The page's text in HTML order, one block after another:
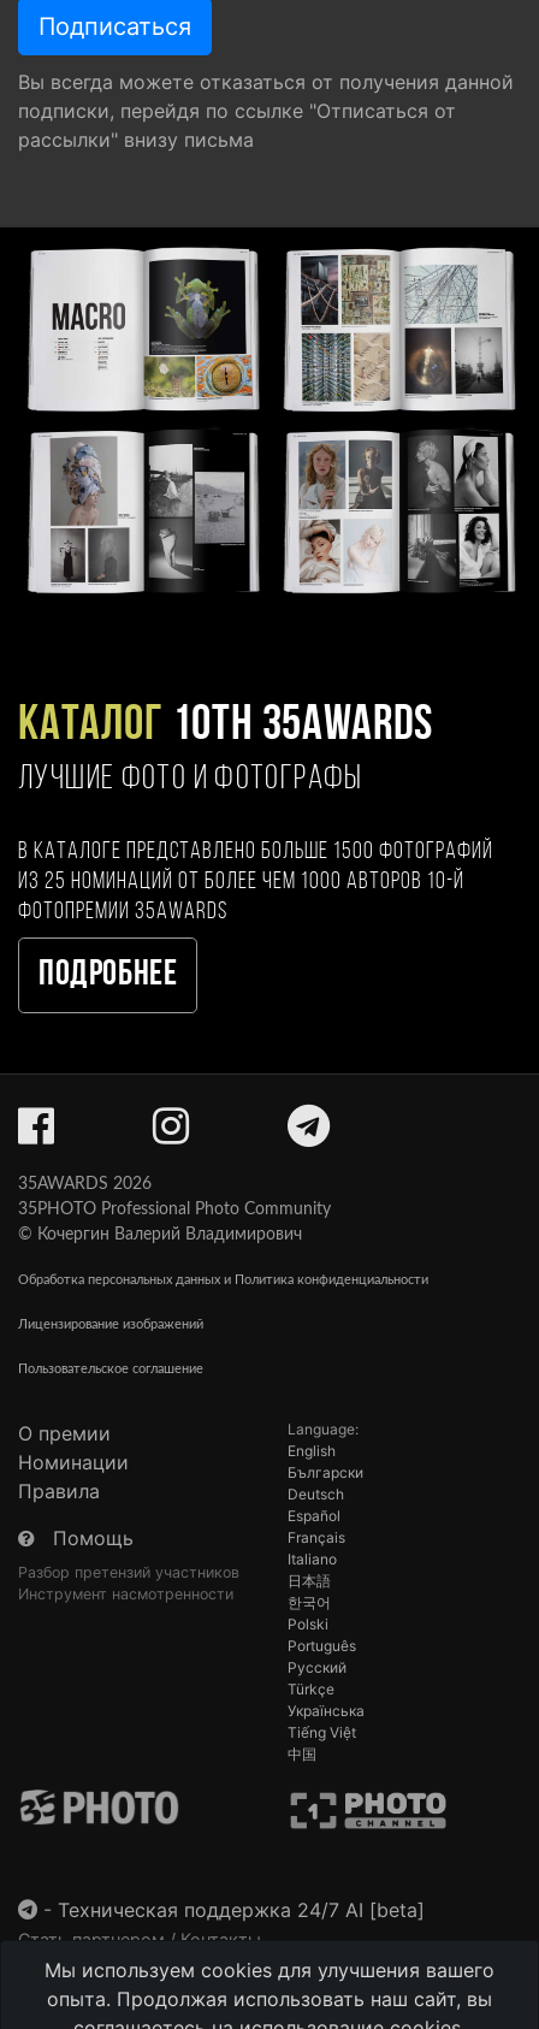
Вы всегда можете отказаться от получения данной
подписки, перейдя по ссылке "Отписаться от
рассылки" внизу письма
Каталог 10TH 35AWARDS
ЛУЧШИЕ ФОТО И ФОТОГРАФЫ
В каталоге представлено больше 1500 фотографий
из 25 номинаций от более чем 1000 авторов 10-й
фотопремии 35AWARDS
Подробнее
Мы используем cookies для улучшения вашего
опыта. Продолжая использовать наш сайт, вы
35AWARDS 2026
35PHOTO Professional Photo Community
© Кочергин Валерий Владимирович
Обработка персональных данных и Политика конфиденциальности
Лицензирование изображений
Пользовательское соглашение
О премии
Номинации
Правила
Помощь
Разбор претензий участников
Инструмент насмотренности
Language:
English
Български
Deutsch
Español
Français
Italiano
日本語
한국어
Polski
Português
Русский
Türkçe
Українська
Tiếng Việt
中国
- Техническая поддержка 24/7 AI [beta]
Стать партнером / Контакты
This site is protected by reCAPTCHA and the GooglePrivacy Policyand
Terms of Service